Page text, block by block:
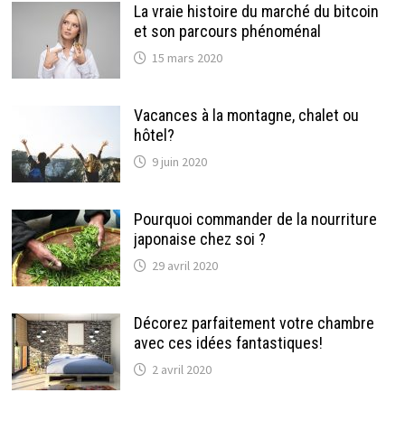
La vraie histoire du marché du bitcoin
et son parcours phénoménal
15 mars 2020
Vacances à la montagne, chalet ou
hôtel?
9 juin 2020
Pourquoi commander de la nourriture
japonaise chez soi ?
29 avril 2020
Décorez parfaitement votre chambre
avec ces idées fantastiques!
2 avril 2020